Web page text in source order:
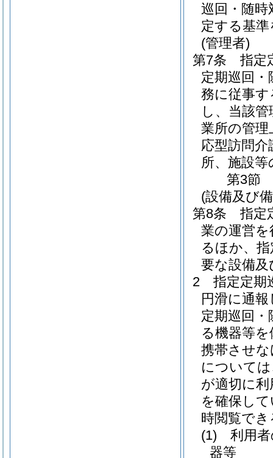
巡回・随時
定する基
(管理者)
第7条
指定
定期巡回
務に従事
し、当該
業所の管理
応型訪問
所、施設
第3節
(設備及び
第8条
指定
業の運営
るほか、
要な設備
2
指定定期
円滑に通
定期巡回
る機器等
携帯させ
について
が適切に
を確保し
時閲覧で
(1)
利用
器等